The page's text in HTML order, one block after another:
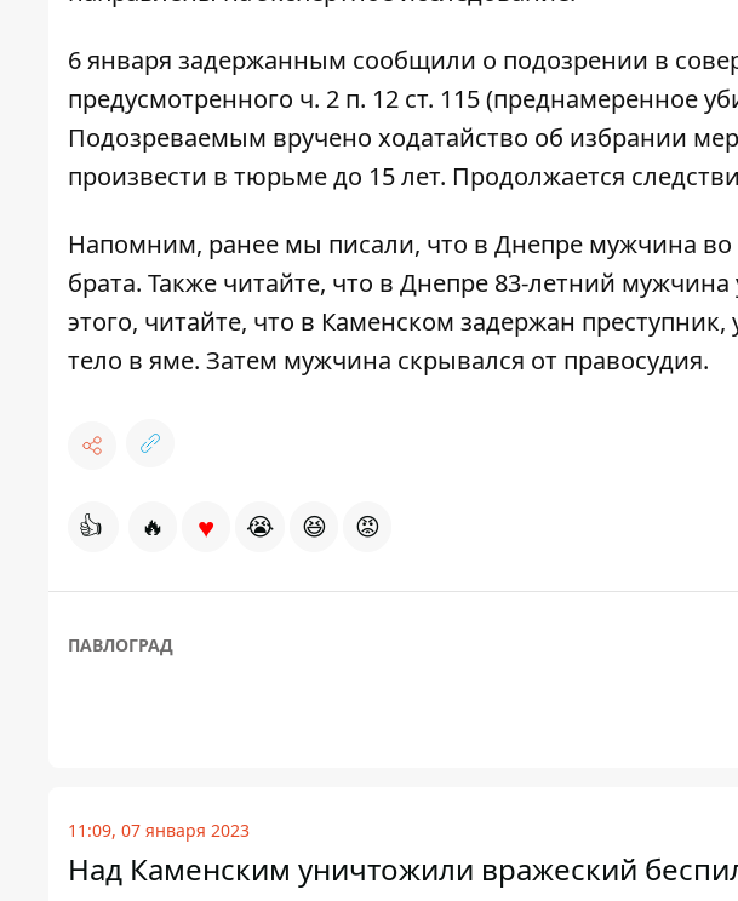
6 января задержанным сообщили о подозрении в
предусмотренного ч. 2 п. 12 ст. 115 (преднамеренное
Подозреваемым вручено ходатайство об избрании
произвести в тюрьме до 15 лет. Продолжается
Напомним, ранее мы писали, что в Днепре мужчина
брата. Также читайте, что в Днепре 83-летний мужчина
этого, читайте, что в Каменском задержан
тело в яме. Затем мужчина скрывался от правосудия.
👍 🔥 ♥ 😭 😆 😡
ПАВЛОГРАД
11:09, 07 января 2023
Над Каменским уничтожили вражеский